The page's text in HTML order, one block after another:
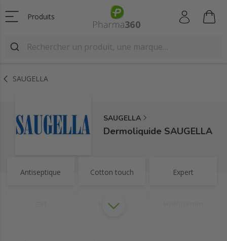
Produits
SAUGELLA
SAUGELLA
Dermoliquide SAUGELLA
Antiseptique Cotton touch Expert
Homme